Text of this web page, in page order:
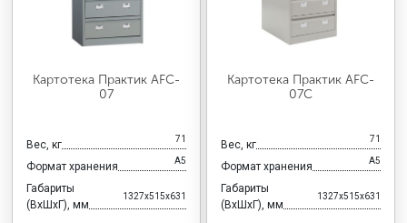
Картотека Практик AFC-
07
Вес, кг 71
Формат хранения А5
Габариты
(ВхШхГ), мм
1327x515x631
Картотека Практик AFC-
07C
Вес, кг 71
Формат хранения А5
Габариты
(ВхШхГ), мм
1327x515x631